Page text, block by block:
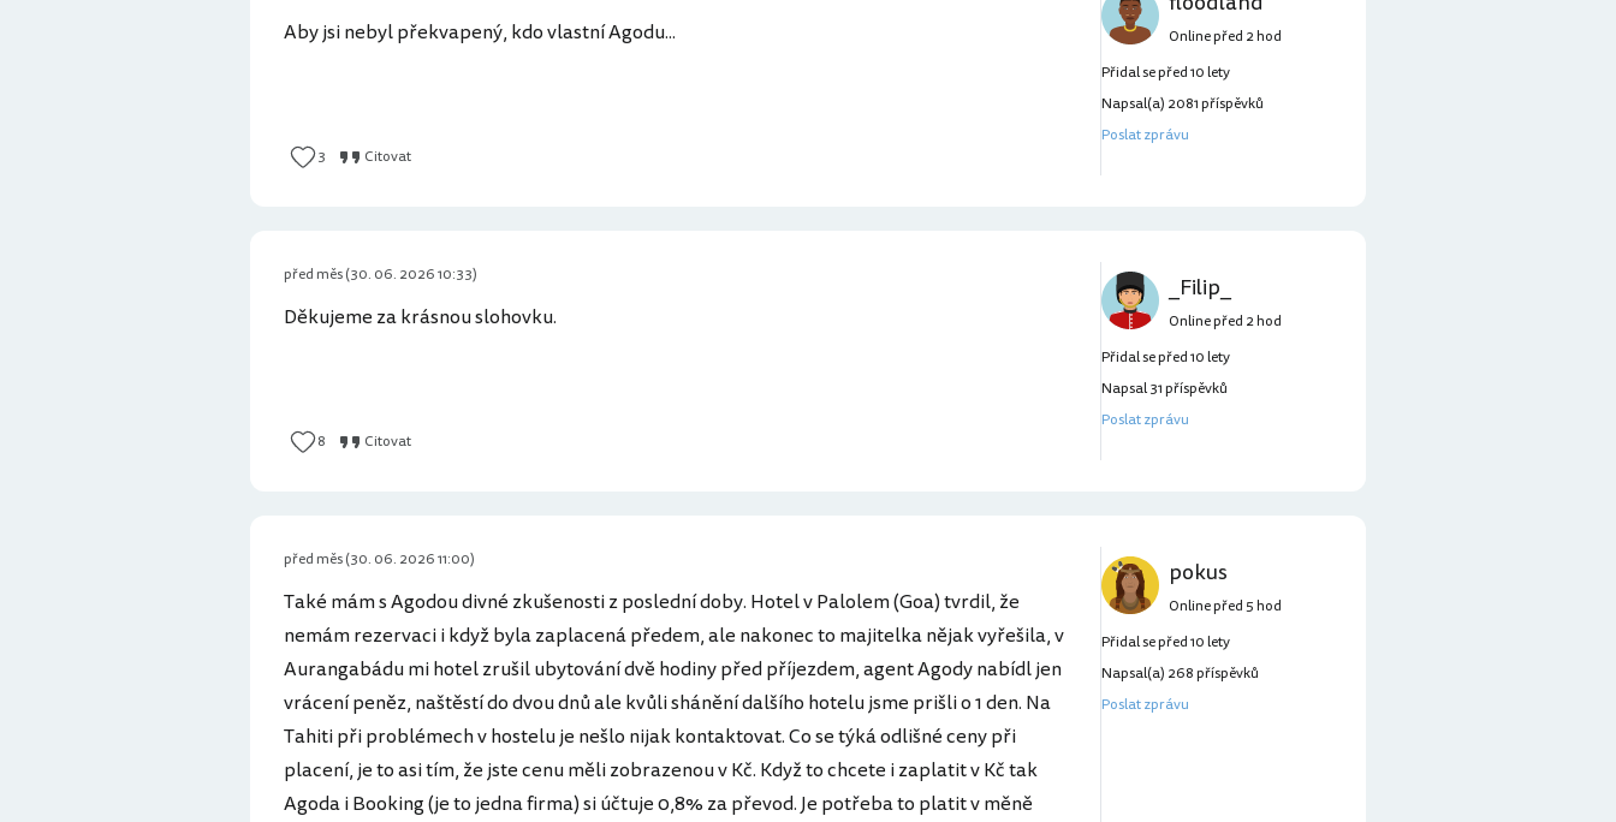
Aby jsi nebyl překvapený, kdo vlastní Agodu...
3 Citovat
Online před 2 hod
Přidal se před 10 lety
Napsal(a) 2081 příspěvků
Poslat zprávu
Děkujeme za krásnou slohovku.
8 Citovat
_Filip_
před měs (30. 06. 2026 10:33)
Online před 2 hod
Přidal se před 10 lety
Napsal 31 příspěvků
Poslat zprávu
Také mám s Agodou divné zkušenosti z poslední doby. Hotel v Palolem (Goa) tvrdil, že
nemám rezervaci i když byla zaplacená předem, ale nakonec to majitelka nějak vyřešila, v
Aurangabádu mi hotel zrušil ubytování dvě hodiny před příjezdem, agent Agody nabídl jen
vrácení peněz, naštěstí do dvou dnů ale kvůli shánění dalšího hotelu jsme prišli o 1 den. Na
Tahiti při problémech v hostelu je nešlo nijak kontaktovat. Co se týká odlišné ceny při
placení, je to asi tím, že jste cenu měli zobrazenou v Kč. Když to chcete i zaplatit v Kč tak
Agoda i Booking (je to jedna firma) si účtuje 0,8% za převod. Je potřeba to platit v měně
pokus
před měs (30. 06. 2026 11:00)
Online před 5 hod
Přidal se před 10 lety
Napsal(a) 268 příspěvků
Poslat zprávu